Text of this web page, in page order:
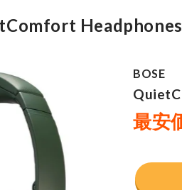
Headphones